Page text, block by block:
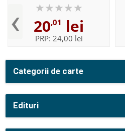
Categorii de carte
Edituri
‹
Volumul II
20,01 lei
PRP: 24,00 lei